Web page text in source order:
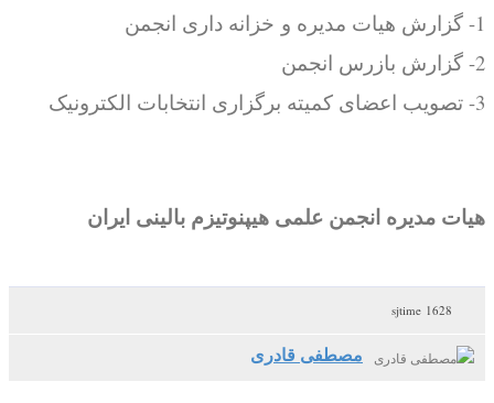
1- گزارش هیات مدیره و خزانه داری انجمن
2- گزارش بازرس انجمن
3- تصویب اعضای کمیته برگزاری انتخابات الکترونیک
هیات مدیره انجمن علمی هیپنوتیزم بالینی ایران
1628 sjtime
مصطفی قادری